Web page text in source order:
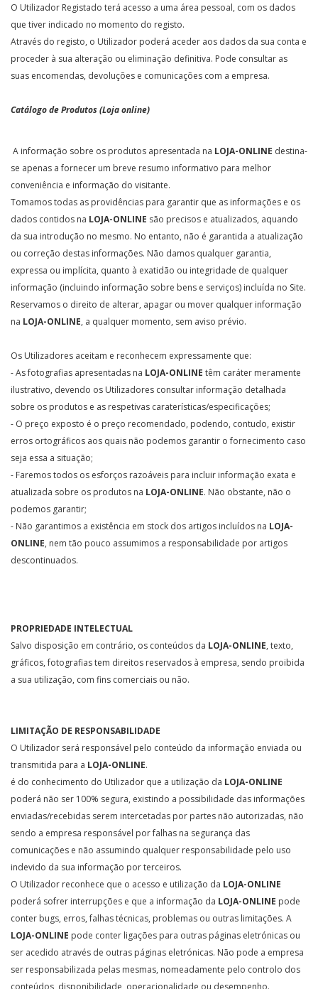
O Utilizador Registado terá acesso a uma área pessoal, com os dados
que tiver indicado no momento do registo.
Através do registo, o Utilizador poderá aceder aos dados da sua conta e
proceder à sua alteração ou eliminação definitiva. Pode consultar as
suas encomendas, devoluções e comunicações com a empresa.
Catálogo de Produtos (Loja online)
A informação sobre os produtos apresentada na LOJA-ONLINE destina-
se apenas a fornecer um breve resumo informativo para melhor
conveniência e informação do visitante.
Tomamos todas as providências para garantir que as informações e os
dados contidos na LOJA-ONLINE são precisos e atualizados, aquando
da sua introdução no mesmo. No entanto, não é garantida a atualização
ou correção destas informações. Não damos qualquer garantia,
expressa ou implícita, quanto à exatidão ou integridade de qualquer
informação (incluindo informação sobre bens e serviços) incluída no Site.
Reservamos o direito de alterar, apagar ou mover qualquer informação
na LOJA-ONLINE, a qualquer momento, sem aviso prévio.
Os Utilizadores aceitam e reconhecem expressamente que:
- As fotografias apresentadas na LOJA-ONLINE têm caráter meramente
ilustrativo, devendo os Utilizadores consultar informação detalhada
sobre os produtos e as respetivas caraterísticas/especificações;
- O preço exposto é o preço recomendado, podendo, contudo, existir
erros ortográficos aos quais não podemos garantir o fornecimento caso
seja essa a situação;
- Faremos todos os esforços razoáveis para incluir informação exata e
atualizada sobre os produtos na LOJA-ONLINE. Não obstante, não o
podemos garantir;
- Não garantimos a existência em stock dos artigos incluídos na LOJA-
ONLINE, nem tão pouco assumimos a responsabilidade por artigos
descontinuados.
PROPRIEDADE INTELECTUAL
Salvo disposição em contrário, os conteúdos da LOJA-ONLINE, texto,
gráficos, fotografias tem direitos reservados à empresa, sendo proibida
a sua utilização, com fins comerciais ou não.
LIMITAÇÃO DE RESPONSABILIDADE
O Utilizador será responsável pelo conteúdo da informação enviada ou
transmitida para a LOJA-ONLINE.
é do conhecimento do Utilizador que a utilização da LOJA-ONLINE
poderá não ser 100% segura, existindo a possibilidade das informações
enviadas/recebidas serem intercetadas por partes não autorizadas, não
sendo a empresa responsável por falhas na segurança das
comunicações e não assumindo qualquer responsabilidade pelo uso
indevido da sua informação por terceiros.
O Utilizador reconhece que o acesso e utilização da LOJA-ONLINE
poderá sofrer interrupções e que a informação da LOJA-ONLINE pode
conter bugs, erros, falhas técnicas, problemas ou outras limitações. A
LOJA-ONLINE pode conter ligações para outras páginas eletrónicas ou
ser acedido através de outras páginas eletrónicas. Não pode a empresa
ser responsabilizada pelas mesmas, nomeadamente pelo controlo dos
conteúdos, disponibilidade, operacionalidade ou desempenho.